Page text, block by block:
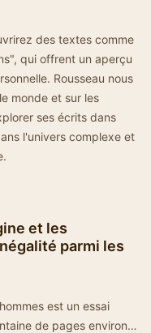
des textes comme
qui offrent un aperçu
Rousseau nous
monde et sur les
ses écrits dans
l'univers complexe et
et les
parmi les
est un essai
de pages environ,